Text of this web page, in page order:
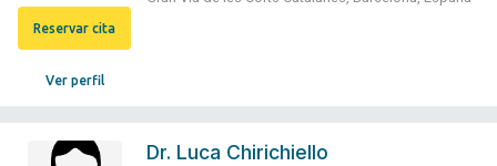
Ver perfil
Reservar cita
Dr. Luca Chirichiello